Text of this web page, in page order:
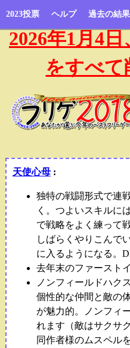
2023投票 ヘルプ 過去の結果
2026年1月4
をすべて
天使心母:
独特の戦闘形式で連
く。つよいスキルに
で戦略をよく練って
しばらくやりこんで
に入るようになる。
去年末のファースト
ノンフィールドハク
個性的な仲間と敵の
が魅力的。ノンフィ
れます（敵はサクサ
同作者様のムスペル